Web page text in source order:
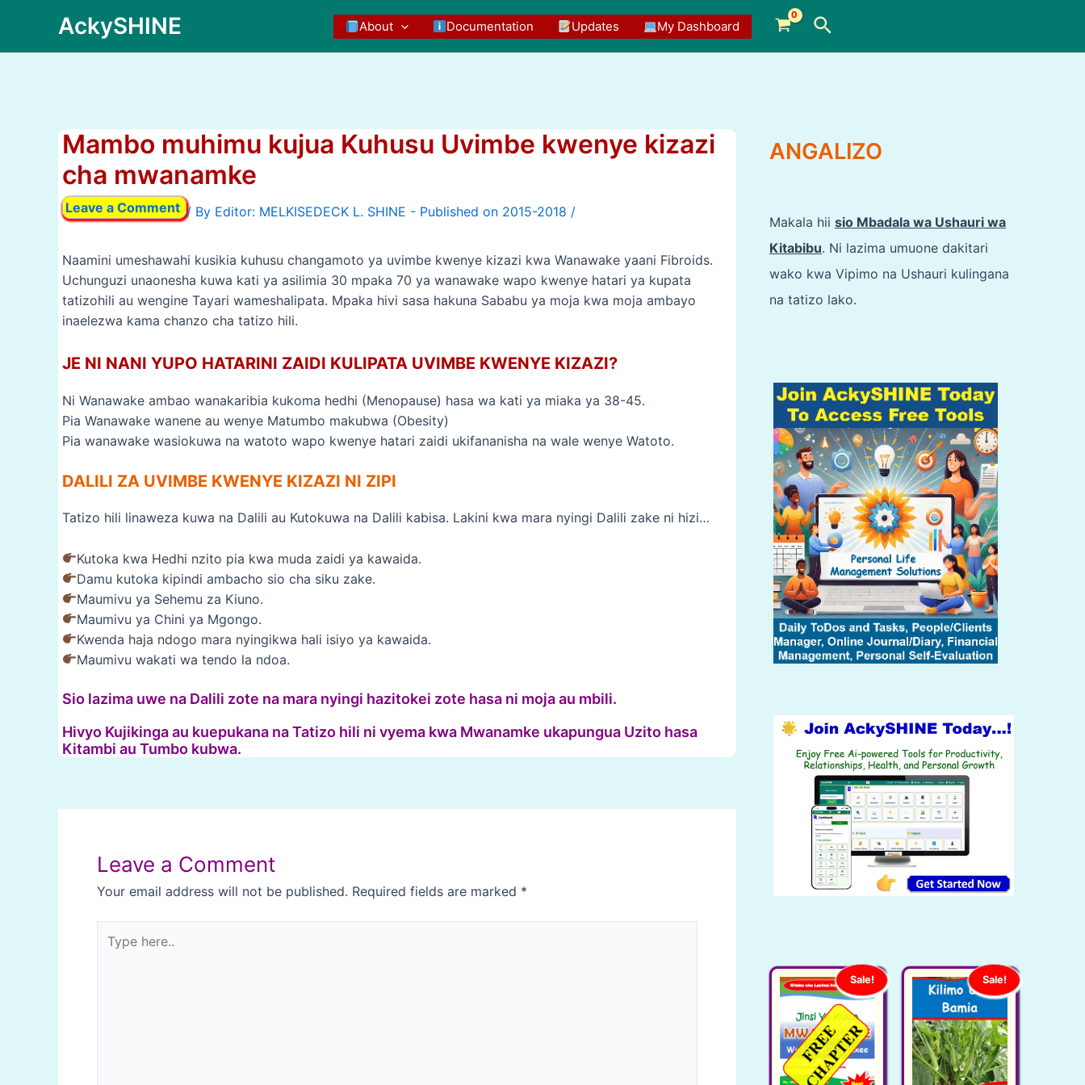
content
AckySHINE About Documentation Updates My Dashboard Search
Mambo muhimu kujua Kuhusu Uvimbe kwenye kizazi
cha mwanamke
Leave a Comment / By /
Naamini umeshawahi kusikia kuhusu changamoto ya uvimbe kwenye kizazi kwa Wanawake yaani Fibroids.
Uchunguzi unaonesha kuwa kati ya asilimia 30 mpaka 70 ya wanawake wapo kwenye hatari ya kupata
tatizohili au wengine Tayari wameshalipata. Mpaka hivi sasa hakuna Sababu ya moja kwa moja ambayo
inaelezwa kama chanzo cha tatizo hili.
JE NI NANI YUPO HATARINI ZAIDI KULIPATA UVIMBE KWENYE KIZAZI?
Ni Wanawake ambao wanakaribia kukoma hedhi (Menopause) hasa wa kati ya miaka ya 38-45.
Pia Wanawake wanene au wenye Matumbo makubwa (Obesity)
Pia wanawake wasiokuwa na watoto wapo kwenye hatari zaidi ukifananisha na wale wenye Watoto.
DALILI ZA UVIMBE KWENYE KIZAZI NI ZIPI
Tatizo hili linaweza kuwa na Dalili au Kutokuwa na Dalili kabisa. Lakini kwa mara nyingi Dalili zake ni hizi…
Kutoka kwa Hedhi nzito pia kwa muda zaidi ya kawaida.
Damu kutoka kipindi ambacho sio cha siku zake.
Maumivu ya Sehemu za Kiuno.
Maumivu ya Chini ya Mgongo.
Kwenda haja ndogo mara nyingikwa hali isiyo ya kawaida.
Maumivu wakati wa tendo la ndoa.
Sio lazima uwe na Dalili zote na mara nyingi hazitokei zote hasa ni moja au mbili.
Hivyo Kujikinga au kuepukana na Tatizo hili ni vyema kwa Mwanamke ukapungua Uzito hasa
Kitambi au Tumbo kubwa.
navigation
Leave a Comment
Your email address will not be published. Required fields are marked *
here..
ANGALIZO
Makala hii sio Mbadala wa Ushauri wa
Kitabibu. Ni lazima umuone dakitari
wako kwa Vipimo na Ushauri kulingana
na tatizo lako.
Sale! Sale!